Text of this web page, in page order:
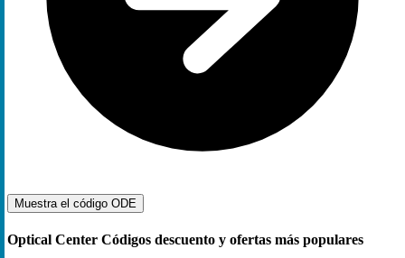
Muestra el código ODE
Optical Center Códigos descuento y ofertas más populares